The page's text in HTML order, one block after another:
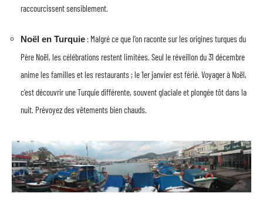
raccourcissent sensiblement.
Noël en Turquie : Malgré ce que l’on raconte sur les origines turques du
Père Noël, les célébrations restent limitées. Seul le réveillon du 31 décembre
anime les familles et les restaurants ; le 1er janvier est férié. Voyager à Noël,
c’est découvrir une Turquie différente, souvent glaciale et plongée tôt dans la
nuit. Prévoyez des vêtements bien chauds.